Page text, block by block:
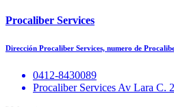
Procaliber Services
Dirección Procaliber Services, numero de
0412-8430089
Procaliber Services Av Lara C.